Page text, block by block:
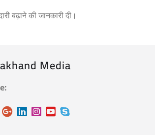
बढ़ाने की जानकारी दी।
Media